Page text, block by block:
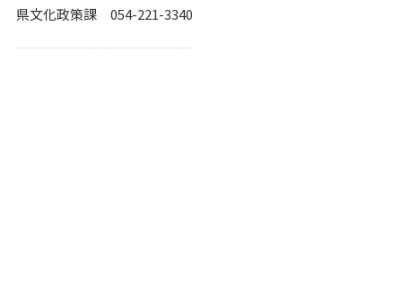
県文化政策課 054-221-3340